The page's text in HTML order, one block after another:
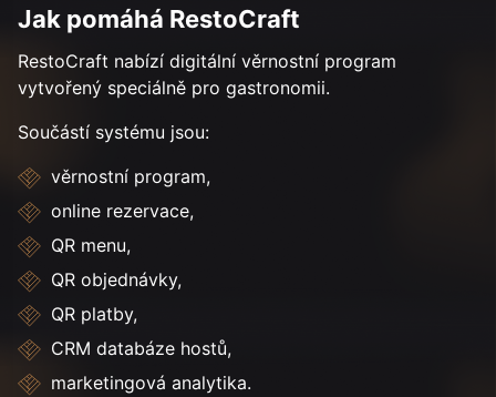
Jak pomáhá RestoCraft
RestoCraft nabízí digitální věrnostní program
vytvořený speciálně pro gastronomii.
Součástí systému jsou:
věrnostní program,
online rezervace,
QR menu,
QR objednávky,
QR platby,
CRM databáze hostů,
marketingová analytika.